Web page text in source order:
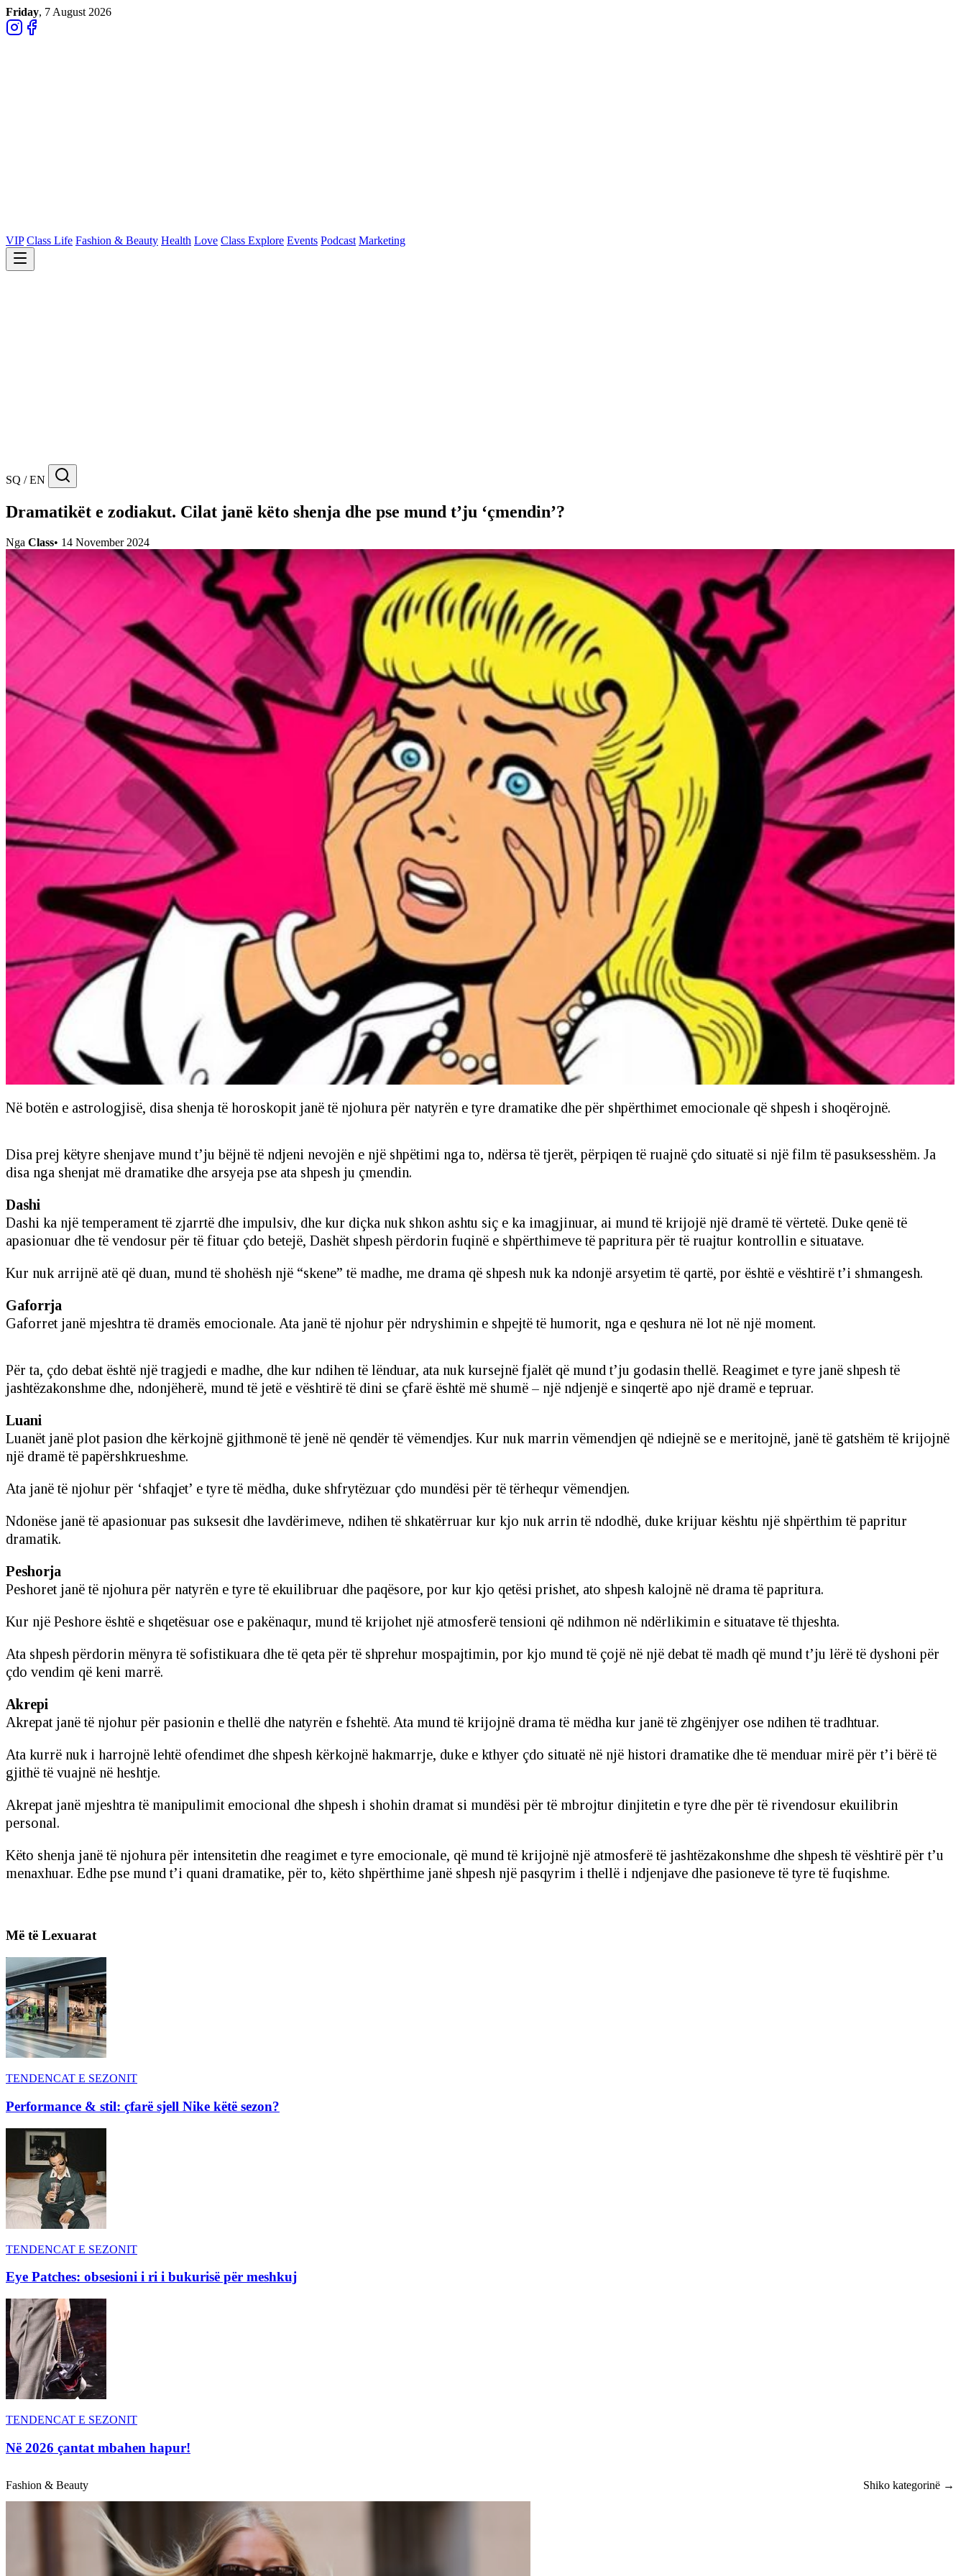
Friday, 7 August 2026
VIP Class Life Fashion & Beauty Health Love Class Explore Events Podcast Marketing
SQ / EN
Dramatikët e zodiakut. Cilat janë këto shenja dhe pse mund t’ju ‘çmendin’?
Nga Class• 14 November 2024
Në botën e astrologjisë, disa shenja të horoskopit janë të njohura për natyrën e tyre dramatike dhe për shpërthimet emocionale që shpesh i shoqërojnë.
Disa prej këtyre shenjave mund t’ju bëjnë të ndjeni nevojën e një shpëtimi nga to, ndërsa të tjerët, përpiqen të ruajnë çdo situatë si një film të pasuksesshëm. Ja
disa nga shenjat më dramatike dhe arsyeja pse ata shpesh ju çmendin.
Dashi
Dashi ka një temperament të zjarrtë dhe impulsiv, dhe kur diçka nuk shkon ashtu siç e ka imagjinuar, ai mund të krijojë një dramë të vërtetë. Duke qenë të
apasionuar dhe të vendosur për të fituar çdo betejë, Dashët shpesh përdorin fuqinë e shpërthimeve të papritura për të ruajtur kontrollin e situatave.
Kur nuk arrijnë atë që duan, mund të shohësh një “skene” të madhe, me drama që shpesh nuk ka ndonjë arsyetim të qartë, por është e vështirë t’i shmangesh.
Gaforrja
Gaforret janë mjeshtra të dramës emocionale. Ata janë të njohur për ndryshimin e shpejtë të humorit, nga e qeshura në lot në një moment.
Për ta, çdo debat është një tragjedi e madhe, dhe kur ndihen të lënduar, ata nuk kursejnë fjalët që mund t’ju godasin thellë. Reagimet e tyre janë shpesh të
jashtëzakonshme dhe, ndonjëherë, mund të jetë e vështirë të dini se çfarë është më shumë – një ndjenjë e sinqertë apo një dramë e tepruar.
Luani
Luanët janë plot pasion dhe kërkojnë gjithmonë të jenë në qendër të vëmendjes. Kur nuk marrin vëmendjen që ndiejnë se e meritojnë, janë të gatshëm të krijojnë
një dramë të papërshkrueshme.
Ata janë të njohur për ‘shfaqjet’ e tyre të mëdha, duke shfrytëzuar çdo mundësi për të tërhequr vëmendjen.
Ndonëse janë të apasionuar pas suksesit dhe lavdërimeve, ndihen të shkatërruar kur kjo nuk arrin të ndodhë, duke krijuar kështu një shpërthim të papritur
dramatik.
Peshorja
Peshoret janë të njohura për natyrën e tyre të ekuilibruar dhe paqësore, por kur kjo qetësi prishet, ato shpesh kalojnë në drama të papritura.
Kur një Peshore është e shqetësuar ose e pakënaqur, mund të krijohet një atmosferë tensioni që ndihmon në ndërlikimin e situatave të thjeshta.
Ata shpesh përdorin mënyra të sofistikuara dhe të qeta për të shprehur mospajtimin, por kjo mund të çojë në një debat të madh që mund t’ju lërë të dyshoni për
çdo vendim që keni marrë.
Akrepi
Akrepat janë të njohur për pasionin e thellë dhe natyrën e fshehtë. Ata mund të krijojnë drama të mëdha kur janë të zhgënjyer ose ndihen të tradhtuar.
Ata kurrë nuk i harrojnë lehtë ofendimet dhe shpesh kërkojnë hakmarrje, duke e kthyer çdo situatë në një histori dramatike dhe të menduar mirë për t’i bërë të
gjithë të vuajnë në heshtje.
Akrepat janë mjeshtra të manipulimit emocional dhe shpesh i shohin dramat si mundësi për të mbrojtur dinjitetin e tyre dhe për të rivendosur ekuilibrin
personal.
Këto shenja janë të njohura për intensitetin dhe reagimet e tyre emocionale, që mund të krijojnë një atmosferë të jashtëzakonshme dhe shpesh të vështirë për t’u
menaxhuar. Edhe pse mund t’i quani dramatike, për to, këto shpërthime janë shpesh një pasqyrim i thellë i ndjenjave dhe pasioneve të tyre të fuqishme.
Më të Lexuarat
TENDENCAT E SEZONIT
Performance & stil: çfarë sjell Nike këtë sezon?
TENDENCAT E SEZONIT
Eye Patches: obsesioni i ri i bukurisë për meshkuj
TENDENCAT E SEZONIT
Në 2026 çantat mbahen hapur!
Fashion & Beauty Shiko kategorinë →